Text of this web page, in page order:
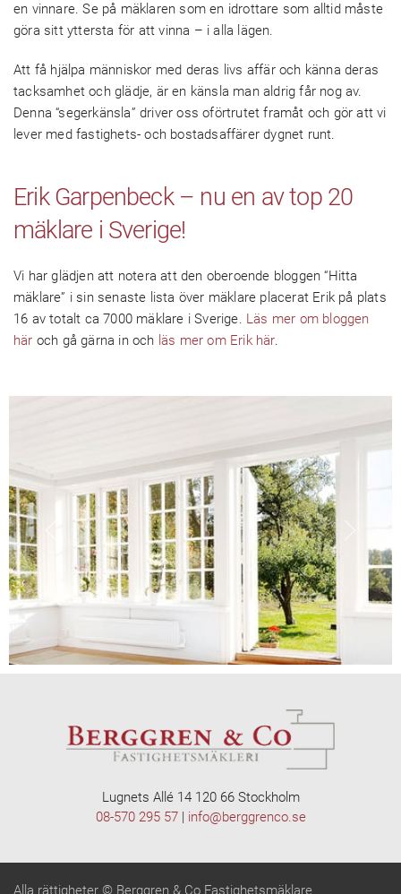
en vinnare. Se på mäklaren som en idrottare som alltid måste
göra sitt yttersta för att vinna – i alla lägen.
Att få hjälpa människor med deras livs affär och känna deras
tacksamhet och glädje, är en känsla man aldrig får nog av.
Denna “segerkänsla” driver oss oförtrutet framåt och gör att vi
lever med fastighets- och bostadsaffärer dygnet runt.
Erik Garpenbeck – nu en av top 20
mäklare i Sverige!
Vi har glädjen att notera att den oberoende bloggen “Hitta
mäklare” i sin senaste lista över mäklare placerat Erik på plats
16 av totalt ca 7000 mäklare i Sverige. Läs mer om bloggen
här och gå gärna in och läs mer om Erik här.
Lugnets Allé 14 120 66 Stockholm
08-570 295 57| info@berggrenco.se
Alla rättigheter © Berggren & Co Fastighetsmäklare